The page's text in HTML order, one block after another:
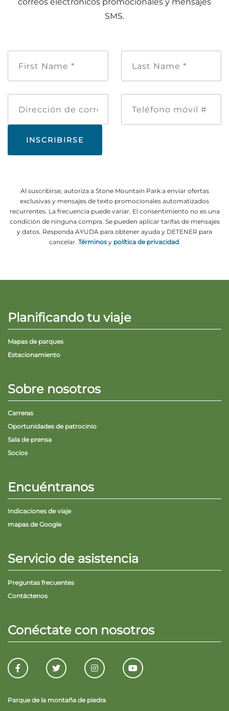
correos electrónicos promocionales y mensajes
SMS.
de
*
de
móvil
Al suscribirse, autoriza a Stone Mountain Park a enviar ofertas
exclusivas y mensajes de texto promocionales automatizados
recurrentes. La frecuencia puede variar. El consentimiento no es una
condición de ninguna compra. Se pueden aplicar tarifas de mensajes
y datos. Responda AYUDA para obtener ayuda y DETENER para
cancelar. Términosy política de privacidad.
Planificando tu viaje
Mapas de parques
Estacionamiento
Sobre nosotros
Carreras
Oportunidades de patrocinio
Sala de prensa
Socios
Encuéntranos
Indicaciones de viaje
mapas de Google
Servicio de asistencia
Preguntas frecuentes
Contáctenos
Conéctate con nosotros
Parque de la montaña de piedra